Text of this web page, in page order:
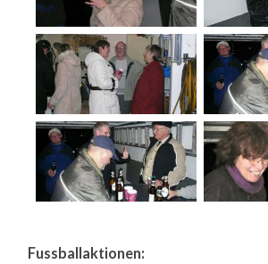
Fussballaktionen: